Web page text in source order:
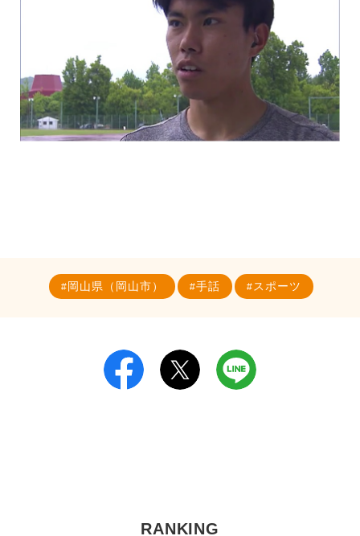
岡山県（岡山市） 手話 スポーツ
RANKING